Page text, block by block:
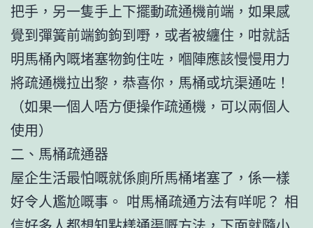
把手，另一隻手上下擺動疏通機前端，如果感
覺到彈簧前端鉤鉤到嘢，或者被纏住，咁就話
明馬桶內嘅堵塞物鉤住咗，嗰陣應該慢慢用力
將疏通機拉出黎，恭喜你，馬桶或坑渠通咗！
（如果一個人唔方便操作疏通機，可以兩個人
使用）
二、馬桶疏通器
屋企生活最怕嘅就係廁所馬桶堵塞了，係一樣
好令人尷尬嘅事。 咁馬桶疏通方法有咩呢？ 相